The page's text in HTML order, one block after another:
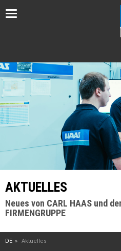
Toggle
AKTUELLES
Neues von CARL HAAS und
FIRMENGRUPPE
DE Aktuelles